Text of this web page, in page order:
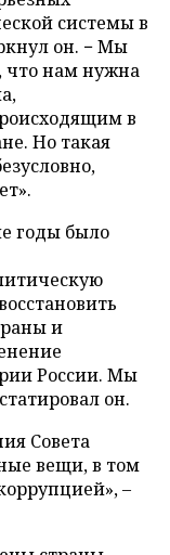
системы в
он. − Мы
что нам нужна
в
Но такая
годы было
и
России. Мы
он.
Совета
вещи, в том
–